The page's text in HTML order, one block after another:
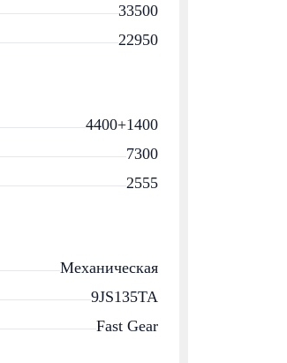
33500
22950
4400+1400
7300
2555
Механическая
9JS135TA
Fast Gear